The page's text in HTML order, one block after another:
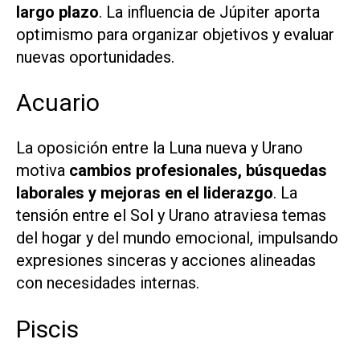
largo plazo. La influencia de Júpiter aporta
optimismo para organizar objetivos y evaluar
nuevas oportunidades.
Acuario
La oposición entre la Luna nueva y Urano
motiva cambios profesionales, búsquedas
laborales y mejoras en el liderazgo. La
tensión entre el Sol y Urano atraviesa temas
del hogar y del mundo emocional, impulsando
expresiones sinceras y acciones alineadas
con necesidades internas.
Piscis